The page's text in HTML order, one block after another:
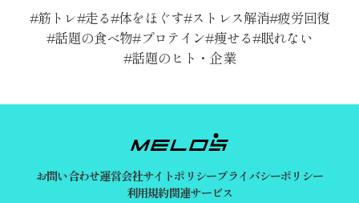
筋トレ 走る 体をほぐす ストレス解消 疲労回復
話題の食べ物 プロテイン 痩せる 眠れない
話題のヒト・企業
お問い合わせ運営会社サイトポリシープライバシーポリシー
利用規約関連サービス